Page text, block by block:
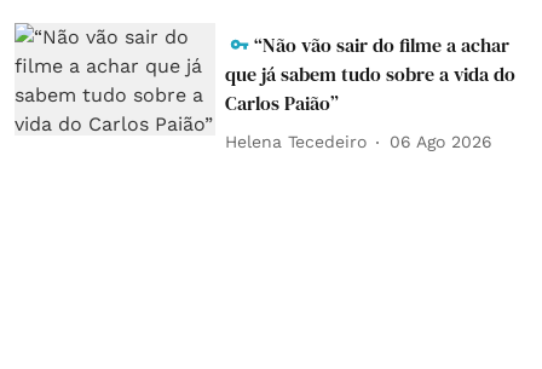
“Não vão sair do filme a achar
que já sabem tudo sobre a vida do
Carlos Paião”
Helena Tecedeiro 06 Ago 2026